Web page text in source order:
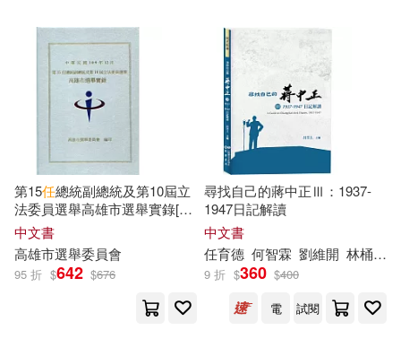
木城幸人(28)
法規應用研究中心(28)
漂亮家居編輯部(28)
王乾任(28) 真純想(28)
胡昭民(28)
中國旅游出版社(221)
天下文化(221)
世界圖書出版公司北京公司(219)
財經錢線文化有限公司(216)
第15任總統副總統及第10屆立
法委員選舉高雄市選舉實錄[精
裝]
中文書
高雄市選舉委員會
95 折 $642 $676
尋找自己的蔣中正Ⅲ：1937-
1947日記解讀
中文書
任育德 何智霖 劉維開 林桶法
9 折 $360 $400
電
試閱